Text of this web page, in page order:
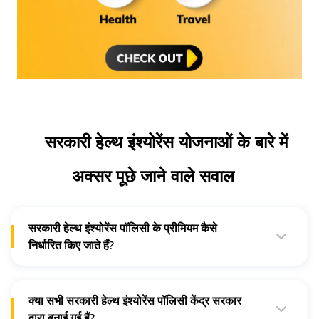
सरकारी हेल्थ इंश्योरेंस योजनाओं के बारे में
अक्सर पूछे जाने वाले सवाल
सरकारी हेल्थ इंश्योरेंस पॉलिसी के प्रीमियम कैसे
निर्धारित किए जाते हैं?
प्रीमियम के तौर पर पहले से निश्चित राशि का भुगतान करने की जरूरत होती
है।
क्या सभी सरकारी हेल्थ इंश्योरेंस पॉलिसी केंद्र सरकार